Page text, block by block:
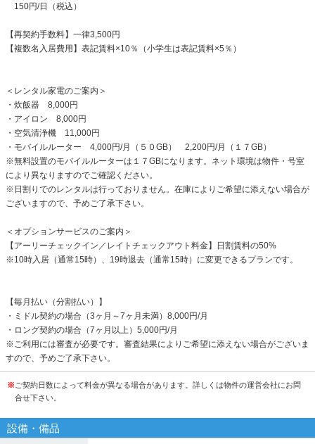
150円/日（税込）
【再契約手数料】一律3,500円
【複数名入居費用】表記賃料×10％（小学生は表記賃料×5％）
＜レンタル家電のご案内＞
・炊飯器 8,000円
・アイロン 8,000円
・空気清浄機 11,000円
・モバイルルーター 4,000円/月（５０GB） 2,200円/月（１７GB）
※無料設置のモバイルルーターは１７GBになります。ネット環境は物件・号室
により異なりますのでご確認ください。
※日割りでのレンタルは行っておりません。在庫によりご希望に添えない場合が
ございますので、予めご了承下さい。
＜オプションサービスのご案内＞
【アーリーチェックイン／レイトチェックアウト料金】日割賃料の50%
※10時入居（通常15時）、19時退去（通常15時）に変更できるプランです。
【毎月払い（分割払い）】
・ミドル契約の場合（3ヶ月～7ヶ月未満）8,000円/月
・ロング契約の場合（7ヶ月以上）5,000円/月
※ご利用には審査が必要です。審査結果によりご希望に添えない場合がございま
すので、予めご了承下さい。
※ ご契約日数によって料金が異なる場合があります。詳しくは物件の運営会社にお問
合せ下さい。
設備・備品